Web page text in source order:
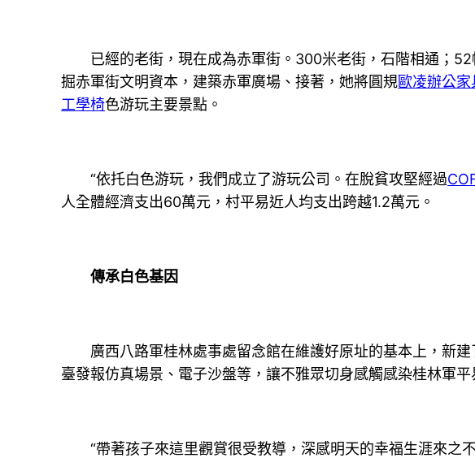
已經的老街，現在成為赤軍街。300米老街，石階相通；52
掘赤軍街文明資本，建築赤軍廣場、接著，她將圓規歐凌辦公家
工學椅色游玩主要景點。
“依托白色游玩，我們成立了游玩公司。在脫貧攻堅經過
人全體經濟支出60萬元，村平易近人均支出跨越1.2萬元。
傳承白色基因
廣西八路軍桂林處事處留念館在維護好原址的基本上，新建
臺發報仿真場景、電子沙盤等，讓不雅眾切身感觸感染桂林軍平
“帶著孩子來這里觀賞很受教導，深感明天的幸福生涯來之